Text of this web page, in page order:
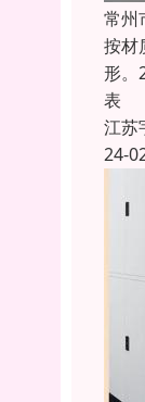
常州
按材
形。
表
江苏
24-